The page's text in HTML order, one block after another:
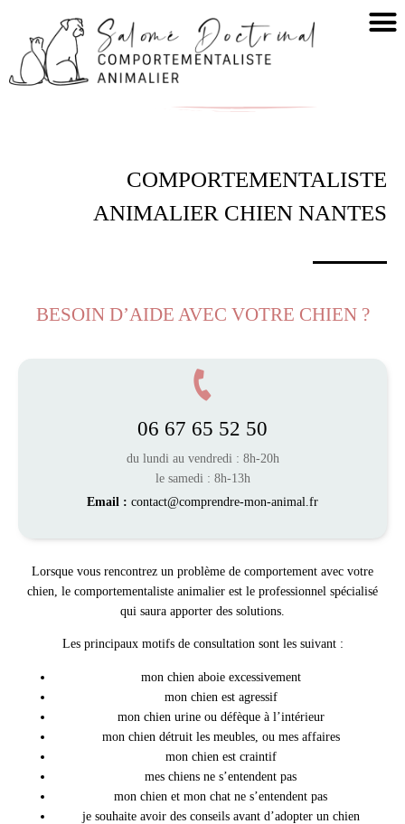
COMPORTEMENTALISTE
ANIMALIER CHIEN NANTES
BESOIN D’AIDE AVEC VOTRE CHIEN ?
06 67 65 52 50
du lundi au vendredi : 8h-20h
le samedi : 8h-13h
Email : contact@comprendre-mon-animal.fr
Lorsque vous rencontrez un problème de comportement avec votre
chien, le comportementaliste animalier est le professionnel spécialisé
qui saura apporter des solutions.
Les principaux motifs de consultation sont les suivant :
mon chien aboie excessivement
mon chien est agressif
mon chien urine ou défèque à l’intérieur
mon chien détruit les meubles, ou mes affaires
mon chien est craintif
mes chiens ne s’entendent pas
mon chien et mon chat ne s’entendent pas
je souhaite avoir des conseils avant d’adopter un chien